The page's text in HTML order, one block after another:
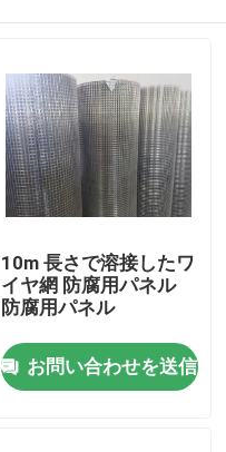
10m 長さで溶接したワ
イヤ網 防腐用パネル
防腐用パネル
お問い合わせを送信